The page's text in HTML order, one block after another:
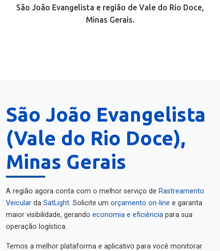
São João Evangelista e região de Vale do Rio Doce,
Minas Gerais.
São João Evangelista
(Vale do Rio Doce),
Minas Gerais
A região agora conta com o melhor serviço de Rastreamento
Veicular da SatLight. Solicite um orçamento on-line e garanta
maior visibilidade, gerando economia e eficiência para sua
operação logística.
Temos a melhor plataforma e aplicativo para você monitorar